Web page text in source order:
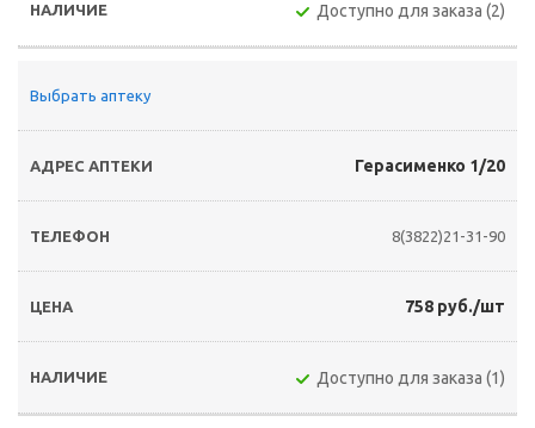
Доступно для заказа (2)
Выбрать аптеку
Герасименко 1/20
8(3822)21-31-90
758 руб./шт
Доступно для заказа (1)